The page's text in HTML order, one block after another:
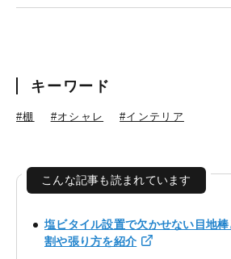
キーワード
#棚 #オシャレ #インテリア
こんな記事も読まれています
塩ビタイル設置で欠かせない目地
割や張り方を紹介